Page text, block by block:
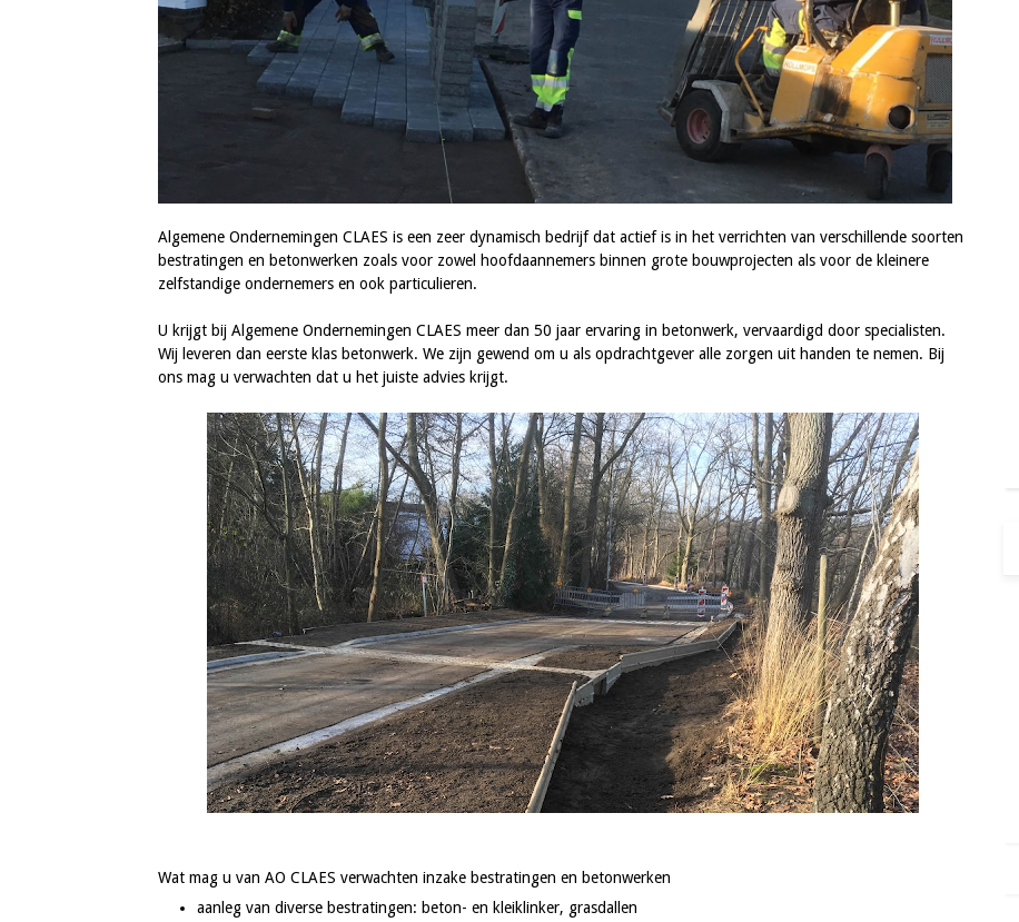
Algemene Ondernemingen CLAES is een zeer dynamisch bedrijf dat actief is in het verrichten van verschillende soorten
bestratingen en betonwerken zoals voor zowel hoofdaannemers binnen grote bouwprojecten als voor de kleinere
zelfstandige ondernemers en ook particulieren.
U krijgt bij Algemene Ondernemingen CLAES meer dan 50 jaar ervaring in betonwerk, vervaardigd door specialisten.
Wij leveren dan eerste klas betonwerk. We zijn gewend om u als opdrachtgever alle zorgen uit handen te nemen. Bij
ons mag u verwachten dat u het juiste advies krijgt.
Wat mag u van AO CLAES verwachten inzake bestratingen en betonwerken
aanleg van diverse bestratingen: beton- en kleiklinker, grasdallen